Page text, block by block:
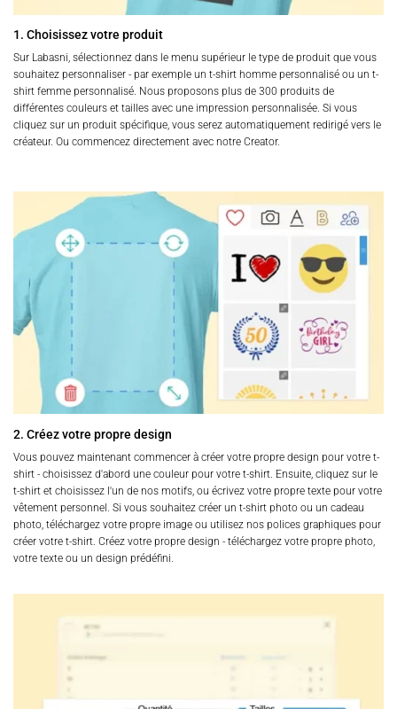
1. Choisissez votre produit
Sur Labasni, sélectionnez dans le menu supérieur le type de produit que vous
souhaitez personnaliser - par exemple un t-shirt homme personnalisé ou un t-
shirt femme personnalisé. Nous proposons plus de 300 produits de
différentes couleurs et tailles avec une impression personnalisée. Si vous
cliquez sur un produit spécifique, vous serez automatiquement redirigé vers le
créateur. Ou commencez directement avec notre Creator.
2. Créez votre propre design
Vous pouvez maintenant commencer à créer votre propre design pour votre t-
shirt - choisissez d'abord une couleur pour votre t-shirt. Ensuite, cliquez sur le
t-shirt et choisissez l'un de nos motifs, ou écrivez votre propre texte pour votre
vêtement personnel. Si vous souhaitez créer un t-shirt photo ou un cadeau
photo, téléchargez votre propre image ou utilisez nos polices graphiques pour
créer votre t-shirt. Créez votre propre design - téléchargez votre propre photo,
votre texte ou un design prédéfini.